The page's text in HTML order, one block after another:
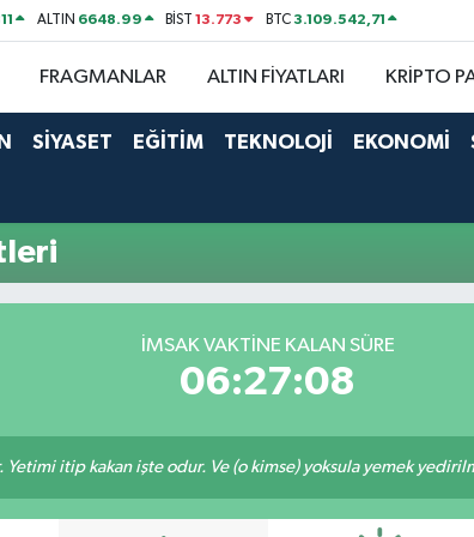
ALTIN 6648.99 BİST13.773 BTC3.109.542,71
FRAGMANLAR ALTIN FİYATLARI KRİPTO
SİYASET EĞİTİM TEKNOLOJİ EKONOMİ
İMSAK VAKTINE KALAN SÜRE
06:27:07
itip kakan işte odur. Ve (o kimse) yoksula yemek